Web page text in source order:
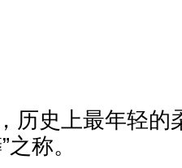
历史上最年轻的
称。